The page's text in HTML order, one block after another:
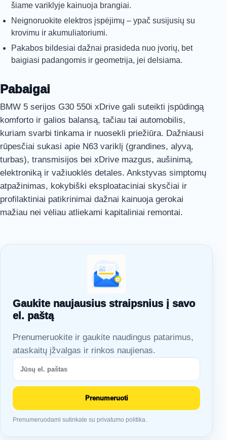
šiame variklyje kainuoja brangiai.
Neignoruokite elektros įspėjimų – ypač susijusių su
krovimu ir akumuliatoriumi.
Pakabos bildesiai dažnai prasideda nuo įvorių, bet
baigiasi padangomis ir geometrija, jei delsiama.
Pabaigai
BMW 5 serijos G30 550i xDrive gali suteikti įspūdingą
komforto ir galios balansą, tačiau tai automobilis,
kuriam svarbi tinkama ir nuosekli priežiūra. Dažniausi
rūpesčiai sukasi apie N63 variklį (grandines, alyvą,
turbas), transmisijos bei xDrive mazgus, aušinimą,
elektroniką ir važiuoklės detales. Ankstyvas simptomų
atpažinimas, kokybiški eksploataciniai skysčiai ir
profilaktiniai patikrinimai dažnai kainuoja gerokai
mažiau nei vėliau atliekami kapitaliniai remontai.
Gaukite naujausius straipsnius į savo
el. paštą
Prenumeruokite ir gaukite naudingus patarimus,
ataskaitų įžvalgas ir rinkos naujienas.
Prenumeruoti
Prenumeruodami sutinkate su privatumo politika.